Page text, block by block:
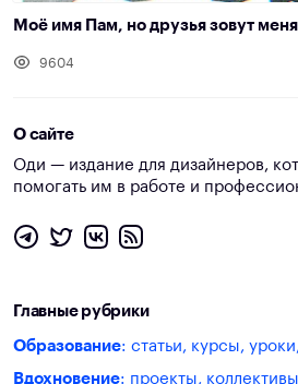
Моё имя Пам, но друзья зовут
9604
О сайте
Оди — издание для дизайнеров,
помогать им в работе и
Главные рубрики
Образование: статьи, курсы,
Вдохновение: проекты,